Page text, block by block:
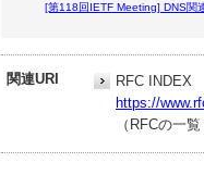
[第118回IETF Meeting] DNS関
関連URI
RFC INDEX
https://
（RFCの一